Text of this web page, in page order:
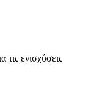
ενισχύσεις